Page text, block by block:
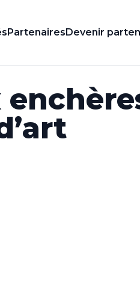
PartenairesDevenir